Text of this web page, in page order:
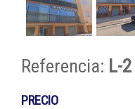
Referencia: L-2
PRECIO